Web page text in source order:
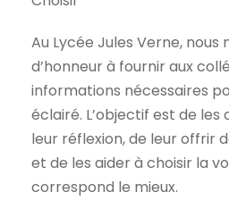
Au Lycée Jules Verne,
d’honneur à fournir aux
informations nécessaires
éclairé. L’objectif est de
leur réflexion, de leur offrir
et de les aider à choisir la
correspond le mieux.